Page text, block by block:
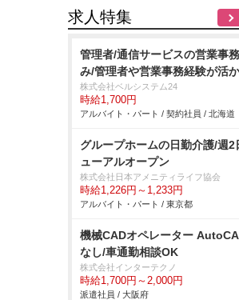
求人特集
管理者/通信サービスの営業事
み/管理者や営業事務経験が活
株式会社ベルシステム24
時給1,700円
アルバイト・パート / 契約社員 / 北海道
グループホームの日勤介護/週2
ューアルオープン
株式会社日本アメニティライフ協会
時給1,226円～1,233円
アルバイト・パート / 東京都
機械CADオペレーター
なし/車通勤相談OK
株式会社インターテクノ
時給1,700円～2,000円
派遣社員 / 大阪府